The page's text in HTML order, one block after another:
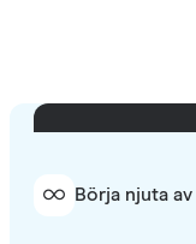
Börja njuta av